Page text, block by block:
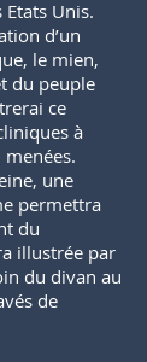
Unis.
d’un
le mien,
du peuple
ce
à
menées.
une
permettra
du
illustrée par
du divan au
de